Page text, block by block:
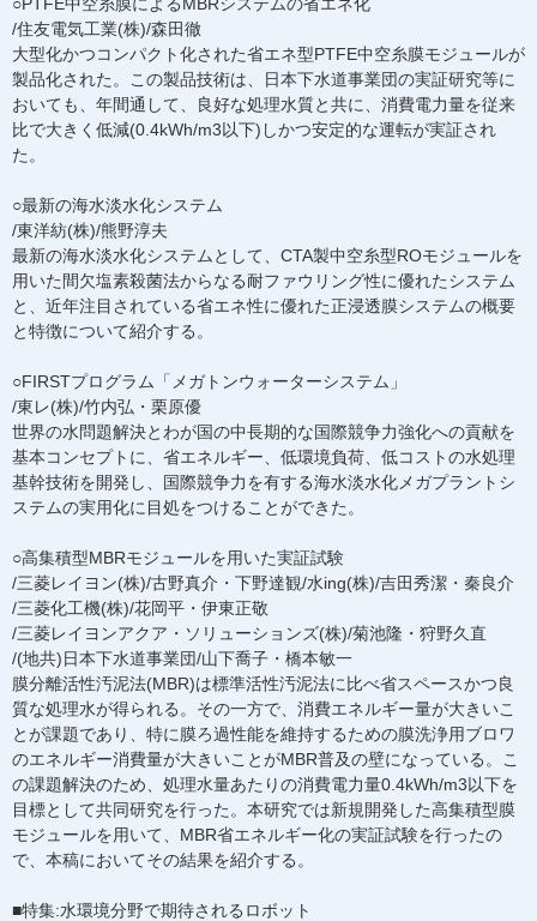
/住友電気工業(株)/森田徹
大型化かつコンパクト化された省エネ型PTFE中空糸膜モジュールが
製品化された。この製品技術は、日本下水道事業団の実証研究等に
おいても、年間通して、良好な処理水質と共に、消費電力量を従来
比で大きく低減(0.4kWh/m3以下)しかつ安定的な運転が実証され
た。
○最新の海水淡水化システム
/東洋紡(株)/熊野淳夫
最新の海水淡水化システムとして、CTA製中空糸型ROモジュールを
用いた間欠塩素殺菌法からなる耐ファウリング性に優れたシステム
と、近年注目されている省エネ性に優れた正浸透膜システムの概要
と特徴について紹介する。
○FIRSTプログラム「メガトンウォーターシステム」
/東レ(株)/竹内弘・栗原優
世界の水問題解決とわが国の中長期的な国際競争力強化への貢献を
基本コンセプトに、省エネルギー、低環境負荷、低コストの水処理
基幹技術を開発し、国際競争力を有する海水淡水化メガプラントシ
ステムの実用化に目処をつけることができた。
○高集積型MBRモジュールを用いた実証試験
/三菱レイヨン(株)/古野真介・下野達観/水ing(株)/吉田秀潔・秦良介
/三菱化工機(株)/花岡平・伊東正敬
/三菱レイヨンアクア・ソリューションズ(株)/菊池隆・狩野久直
/(地共)日本下水道事業団/山下喬子・橋本敏一
膜分離活性汚泥法(MBR)は標準活性汚泥法に比べ省スペースかつ良
質な処理水が得られる。その一方で、消費エネルギー量が大きいこ
とが課題であり、特に膜ろ過性能を維持するための膜洗浄用ブロワ
のエネルギー消費量が大きいことがMBR普及の壁になっている。こ
の課題解決のため、処理水量あたりの消費電力量0.4kWh/m3以下を
目標として共同研究を行った。本研究では新規開発した高集積型膜
モジュールを用いて、MBR省エネルギー化の実証試験を行ったの
で、本稿においてその結果を紹介する。
■特集:水環境分野で期待されるロボット